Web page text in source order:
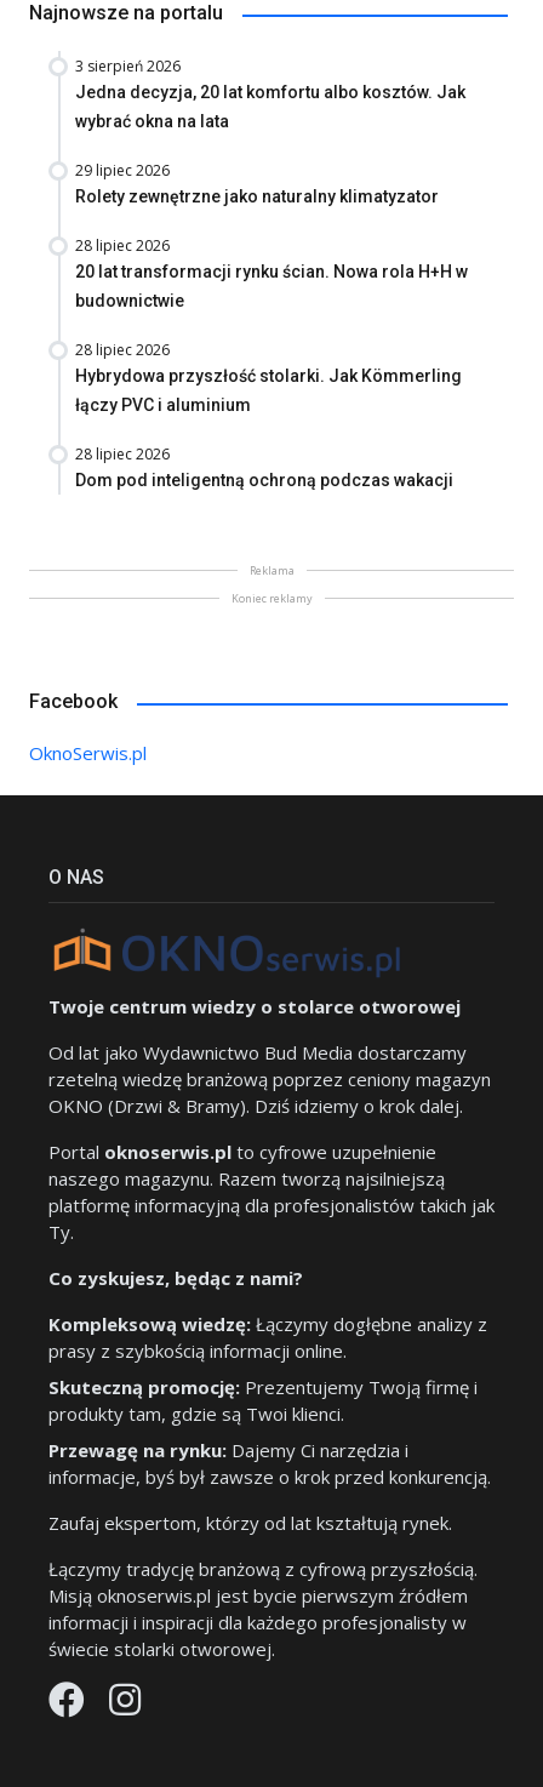
Najnowsze na portalu
3 sierpień 2026
Jedna decyzja, 20 lat komfortu albo kosztów. Jak
wybrać okna na lata
29 lipiec 2026
Rolety zewnętrzne jako naturalny klimatyzator
28 lipiec 2026
20 lat transformacji rynku ścian. Nowa rola H+H w
budownictwie
28 lipiec 2026
Hybrydowa przyszłość stolarki. Jak Kömmerling
łączy PVC i aluminium
28 lipiec 2026
Dom pod inteligentną ochroną podczas wakacji
Reklama
Koniec reklamy
Facebook
OknoSerwis.pl
O NAS
Twoje centrum wiedzy o stolarce otworowej
Od lat jako Wydawnictwo Bud Media dostarczamy
rzetelną wiedzę branżową poprzez ceniony magazyn
OKNO (Drzwi & Bramy). Dziś idziemy o krok dalej.
Portal oknoserwis.pl to cyfrowe uzupełnienie
naszego magazynu. Razem tworzą najsilniejszą
platformę informacyjną dla profesjonalistów takich jak
Ty.
Co zyskujesz, będąc z nami?
Kompleksową wiedzę: Łączymy dogłębne analizy z
prasy z szybkością informacji online.
Skuteczną promocję: Prezentujemy Twoją firmę i
produkty tam, gdzie są Twoi klienci.
Przewagę na rynku: Dajemy Ci narzędzia i
informacje, byś był zawsze o krok przed konkurencją.
Zaufaj ekspertom, którzy od lat kształtują rynek.
Łączymy tradycję branżową z cyfrową przyszłością.
Misją oknoserwis.pl jest bycie pierwszym źródłem
informacji i inspiracji dla każdego profesjonalisty w
świecie stolarki otworowej.